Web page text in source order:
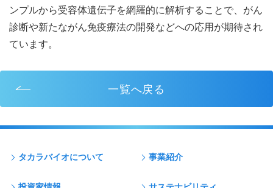
ンプルから受容体遺伝子を網羅的に解析することで、がん
診断や新たながん免疫療法の開発などへの応用が期待され
ています。
一覧へ戻る
タカラバイオについて 事業紹介